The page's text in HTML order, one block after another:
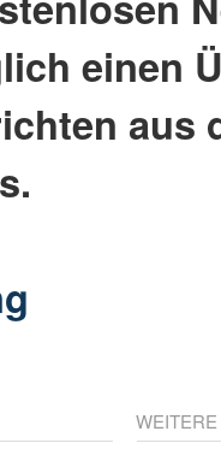
einen
aus